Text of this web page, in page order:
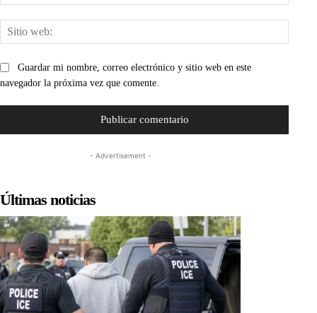
web:
Guardar mi nombre, correo electrónico y sitio web en este
navegador la próxima vez que comente.
- Advertisement -
Últimas noticias